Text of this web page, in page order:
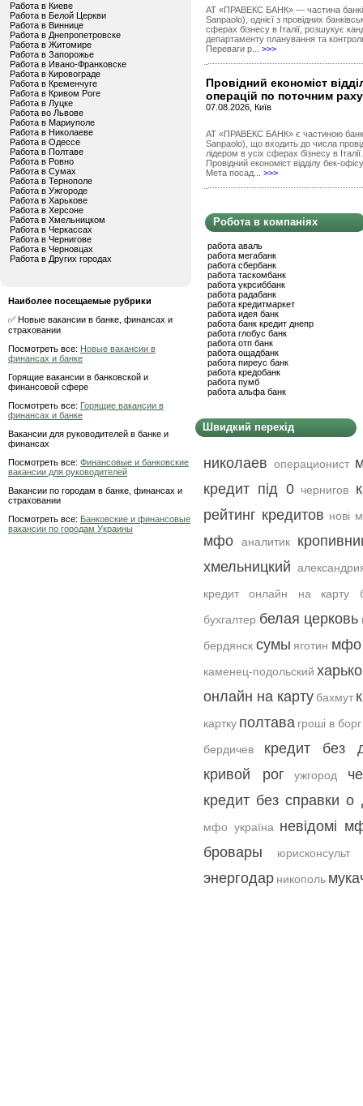
Работа в Киеве
Работа в Белой Церкви
Работа в Виннице
Работа в Днепропетровске
Работа в Житомире
Работа в Запорожье
Работа в Ивано-Франковске
Работа в Кировограде
Работа в Кременчуге
Работа в Кривом Роге
Работа в Луцке
Работа во Львове
Работа в Мариуполе
Работа в Николаеве
Работа в Одессе
Работа в Полтаве
Работа в Ровно
Работа в Сумах
Работа в Тернополе
Работа в Ужгороде
Работа в Харькове
Работа в Херсоне
Работа в Хмельницком
Работа в Черкассах
Работа в Чернигове
Работа в Черновцах
Работа в Других городах
Наиболее посещаемые рубрики
✅ Новые вакансии в банке, финансах и
страховании
Посмотреть все: Новые вакансии в
финансах и банке
Горящие вакансии в банковской и
финансовой сфере
Посмотреть все: Горящие вакансии в
финансах и банке
Вакансии для руководителей в банке и
финансах
Посмотреть все: Финансовые и банковские
вакансии для руководителей
Вакансии по городам в банке, финансах и
страховании
Посмотреть все: Банковские и финансовые
вакансии по городам Украины
АТ «ПРАВЕКС БАНК» — частина
Sanpaolo), однієї з провідних
сферах бізнесу в Італії, розшукує
департаменту планування та
Переваги р... >>>
Провідний економіст
операцій по поточним
07.08.2026, Київ
АТ «ПРАВЕКС БАНК» є частиною
Sanpaolo), що входить до числа
лідером в усіх сферах бізнесу в
Провідний економіст відділу бек-
Мета посад... >>>
Робота в компаніях
работа аваль
работа мегабанк
работа сбербанк
работа таскомбанк
работа укрсиббанк
работа радабанк
работа кредитмаркет
работа идея банк
работа банк кредит днепр
работа глобус банк
работа отп банк
работа ощадбанк
работа пиреус банк
работа кредобанк
работа пумб
работа альфа банк
Швидкий перехід
николаев операционист
кредит під 0 чернигов
рейтинг кредитов нові
мфо аналитик
хмельницкий
кредит онлайн на карту
бухгалтер белая церковь
бердянск сумы яготин мфо
каменец-подольский
онлайн на карту бахмут
картку полтава гроші в
бердичев
кредит без
кривой рог
ужгород
кредит без справки о
мфо україна невідомі
бровары
юрисконсульт
энергодар никополь